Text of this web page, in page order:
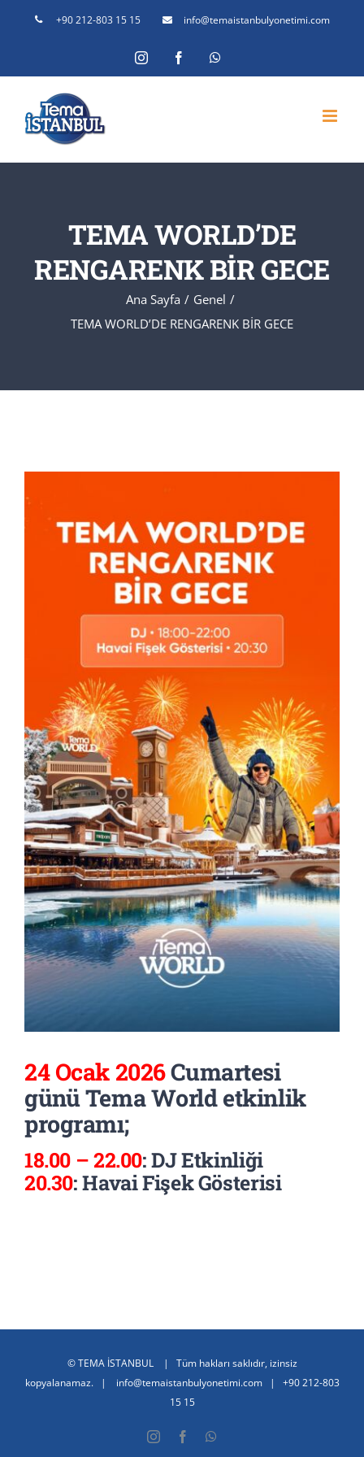
+90 212-803 15 15 info@temaistanbulyonetimi.com
InstagramFacebook
TEMA WORLD’DE
RENGARENK BİR GECE
Ana Sayfa
Genel
TEMA WORLD’DE RENGARENK BİR GECE
24 Ocak 2026Cumartesi
günü Tema World etkinlik
programı;
18.00 – 22.00: DJ Etkinliği
20.30: Havai Fişek Gösterisi
©TEMA İSTANBUL
| Tüm hakları saklıdır, izinsiz
kopyalanamaz. | info@temaistanbulyonetimi.com| +90 212-803
15 15
InstagramFacebook